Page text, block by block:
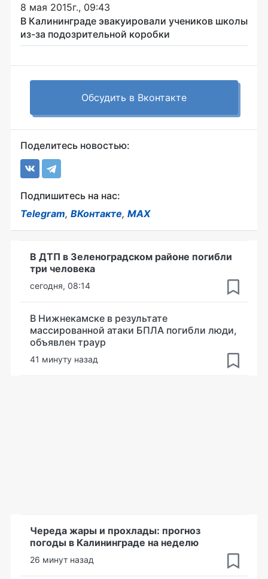
8 мая 2015г., 09:43
В Калининграде эвакуировали учеников школы
из-за подозрительной коробки
Обсудить в Вконтакте
Поделитесь новостью:
Подпишитесь на нас:
Telegram, ВКонтакте, MAX
В ДТП в Зеленоградском районе погибли
три человека
сегодня, 08:14
В Нижнекамске в результате
массированной атаки БПЛА погибли люди,
объявлен траур
41 минуту назад
Череда жары и прохлады: прогноз
погоды в Калининграде на неделю
26 минут назад